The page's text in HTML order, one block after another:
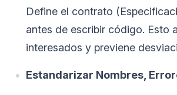
Define el contrato
antes de escribir código. Esto
interesados y previene
Estandarizar Nombres,